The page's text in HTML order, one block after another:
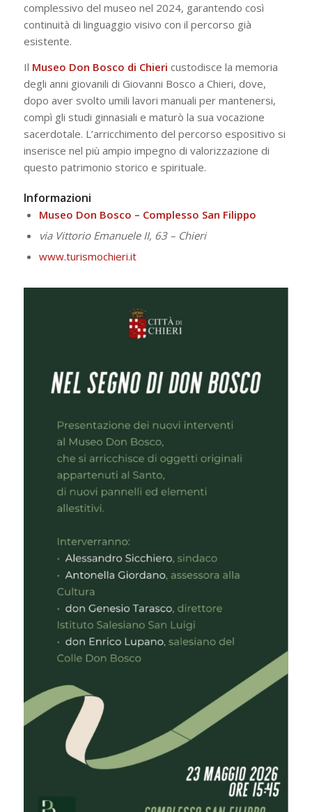
complessivo del museo nel 2024, garantendo così
continuità di linguaggio visivo con il percorso già
esistente.
Il Museo Don Bosco di Chieri custodisce la memoria
degli anni giovanili di Giovanni Bosco a Chieri, dove,
dopo aver svolto umili lavori manuali per mantenersi,
compì gli studi ginnasiali e maturò la sua vocazione
sacerdotale. L’arricchimento del percorso espositivo si
inserisce nel più ampio impegno di valorizzazione di
questo patrimonio storico e spirituale.
Informazioni
Museo Don Bosco – Complesso San Filippo
via Vittorio Emanuele II, 63 – Chieri
www.turismochieri.it